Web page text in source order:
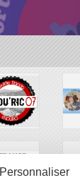
Personnaliser